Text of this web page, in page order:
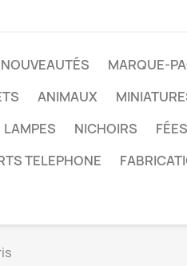
NOUVEAUTÉS MARQUE-
ANIMAUX
LAMPES NICHOIRS
TELEPHONE